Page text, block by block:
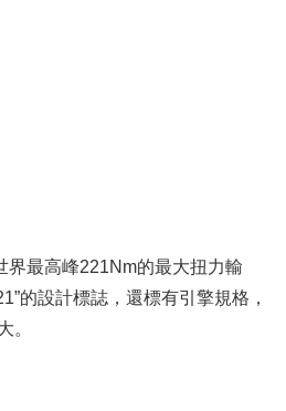
界最高峰221Nm的最大扭力輸
的設計標誌，還標有引擎規格，
。